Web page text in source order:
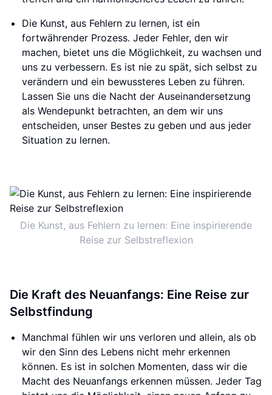
Die Kunst, aus Fehlern zu lernen, ist ein
fortwährender Prozess. Jeder Fehler, den wir
machen, bietet uns die Möglichkeit, zu wachsen und
uns zu verbessern. Es ist nie zu spät, sich selbst zu
verändern und ein bewussteres Leben zu führen.
Lassen Sie uns die Nacht der Auseinandersetzung
als Wendepunkt betrachten, an dem wir uns
entscheiden, unser Bestes zu geben und aus jeder
Situation zu lernen.
Die Kunst, aus Fehlern zu lernen: Eine inspirierende
Reise zur Selbstreflexion
Die Kraft des Neuanfangs: Eine Reise zur
Selbstfindung
Manchmal fühlen wir uns verloren und allein, als ob
wir den Sinn des Lebens nicht mehr erkennen
können. Es ist in solchen Momenten, dass wir die
Macht des Neuanfangs erkennen müssen. Jeder Tag